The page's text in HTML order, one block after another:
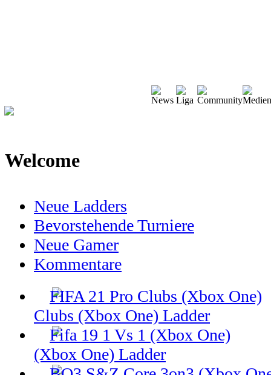
Welcome
Neue Ladders
Bevorstehende Turniere
Neue Gamer
Kommentare
Clubs (Xbox One) Ladder
(Xbox One) Ladder